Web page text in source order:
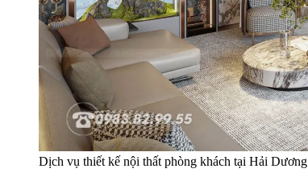
Dịch vụ thiết kế nội thất phòng khách tại Hải Dương